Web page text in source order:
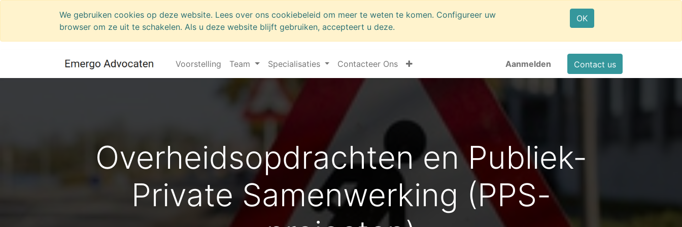
We gebruiken cookies op deze website. Lees over ons cookiebeleid om meer te weten te komen. Configureer uw
browser om ze uit te schakelen. Als u deze website blijft gebruiken, accepteert u deze.
OK
Voorstelling Team Specialisaties Contacteer Ons Aanmelden Contact us
Overheidsopdrachten en Publiek-
Private Samenwerking (PPS-